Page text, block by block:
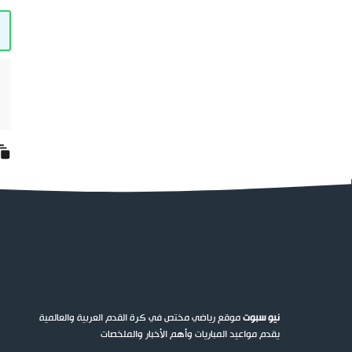
نيو سبوتموقع رياضي مختص في كرة القدم العربية والعالمية
يقدم مواعيد المباريات وأهم الأخبار والملخصات